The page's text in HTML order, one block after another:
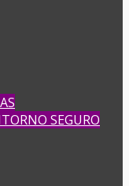
SEGURO